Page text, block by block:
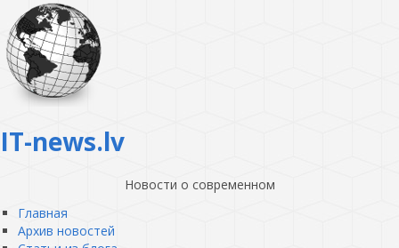
IT-news.lv
Новости о современном
Главная
Архив новостей